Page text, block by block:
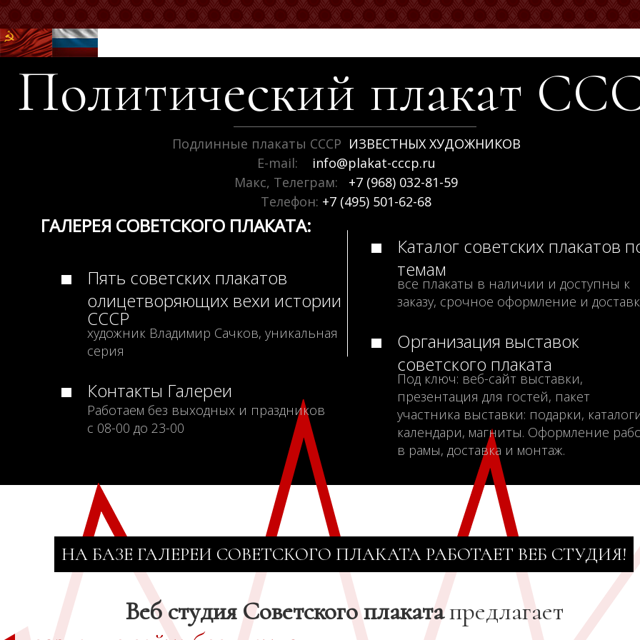
Политический плакат
Подлинные плакаты СССР ИЗВЕСТНЫХ ХУДОЖНИКОВ
E-mail:
info@plakat-cccp.ru
Макс, Телеграм:
+7 (968) 032-81-59
Телефон: +7 (495) 501-62-68
ГАЛЕРЕЯ СОВЕТСКОГО ПЛАКАТА:
Пять советских плакатов
олицетворяющих вехи истории
СССР
художник Владимир Сачков, уникальная
серия
Контакты Галереи
Работаем без выходных и праздников
с 08-00 до 23-00
Каталог советских плакатов
темам
все плакаты в наличии и доступны к
заказу, срочное оформление и
Организация выставок
советского плаката
Под ключ: веб-сайт выставки,
презентация для гостей, пакет
участника выставки: подарки,
календари, магниты. Оформление
в рамы, доставка и монтаж.
НА БАЗЕ ГАЛЕРЕИ СОВЕТСКОГО ПЛАКАТА РАБОТАЕТ ВЕБ СТУДИЯ!
Веб студия Советского плакатапредлагает